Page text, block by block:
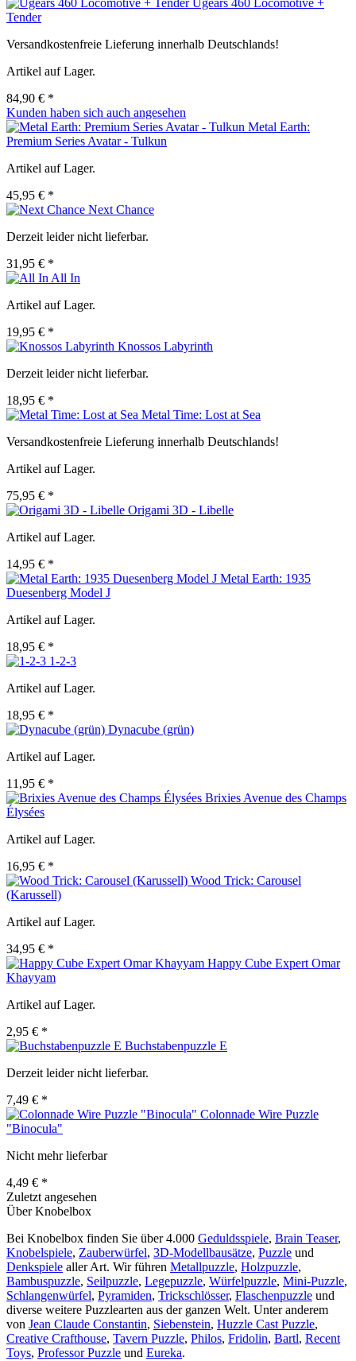
Ugears 460 Locomotive +
Tender
Versandkostenfreie Lieferung innerhalb Deutschlands!
Artikel auf Lager.
84,90 € *
Kunden haben sich auch angesehen
Metal Earth:
Premium Series Avatar - Tulkun
Artikel auf Lager.
45,95 € *
Next Chance
Derzeit leider nicht lieferbar.
31,95 € *
All In
Artikel auf Lager.
19,95 € *
Knossos Labyrinth
Derzeit leider nicht lieferbar.
18,95 € *
Metal Time: Lost at Sea
Versandkostenfreie Lieferung innerhalb Deutschlands!
Artikel auf Lager.
75,95 € *
Origami 3D - Libelle
Artikel auf Lager.
14,95 € *
Metal Earth: 1935
Duesenberg Model J
Artikel auf Lager.
18,95 € *
1-2-3
Artikel auf Lager.
18,95 € *
Dynacube (grün)
Artikel auf Lager.
11,95 € *
Brixies Avenue des Champs
Élysées
Artikel auf Lager.
16,95 € *
Wood Trick: Carousel
(Karussell)
Artikel auf Lager.
34,95 € *
Happy Cube Expert Omar
Khayyam
Artikel auf Lager.
2,95 € *
Buchstabenpuzzle E
Derzeit leider nicht lieferbar.
7,49 € *
Colonnade Wire Puzzle
"Binocula"
Nicht mehr lieferbar
4,49 € *
Zuletzt angesehen
Über Knobelbox
Bei Knobelbox finden Sie über 4.000 Geduldsspiele, Brain Teaser,
Knobelspiele, Zauberwürfel, 3D-Modellbausätze, Puzzle und
Denkspiele aller Art. Wir führen Metallpuzzle, Holzpuzzle,
Bambuspuzzle, Seilpuzzle, Legepuzzle, Würfelpuzzle, Mini-Puzzle,
Schlangenwürfel, Pyramiden, Trickschlösser, Flaschenpuzzle und
diverse weitere Puzzlearten aus der ganzen Welt. Unter anderem
von Jean Claude Constantin, Siebenstein, Huzzle Cast Puzzle,
Creative Crafthouse, Tavern Puzzle, Philos, Fridolin, Bartl, Recent
Toys, Professor Puzzle und Eureka.